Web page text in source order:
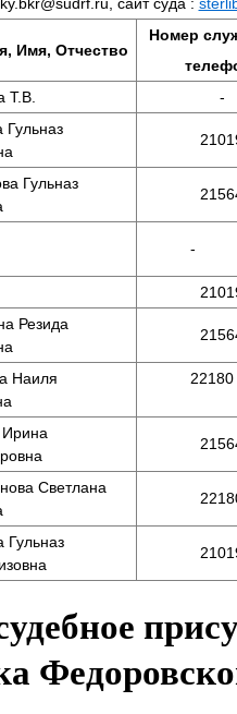
Имя, Отчество
Номер
Т.В. -
Гульназ
Гульназ
-
Резида
Наиля
22180
Ирина
Светлана
Гульназ